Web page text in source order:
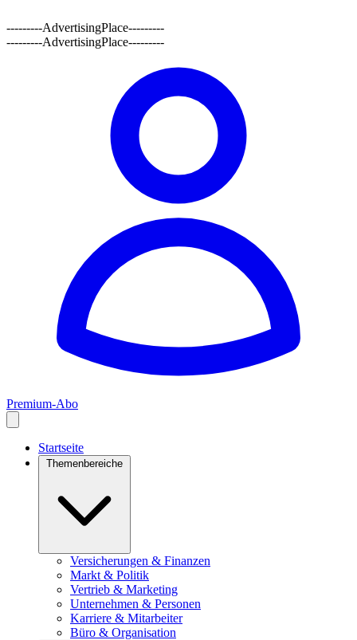
---------AdvertisingPlace---------
---------AdvertisingPlace---------
Premium-Abo
Startseite
Themenbereiche
Versicherungen & Finanzen
Markt & Politik
Vertrieb & Marketing
Unternehmen & Personen
Karriere & Mitarbeiter
Büro & Organisation